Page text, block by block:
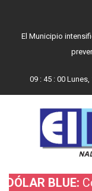
El Municipio
09 : 45 : 01 Lunes,
BLUE:Compra: